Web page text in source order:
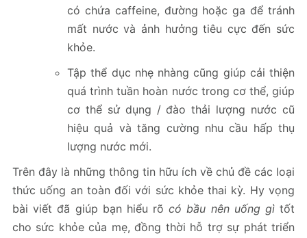
có chứa caffeine, đường hoặc ga để tránh
mất nước và ảnh hưởng tiêu cực đến sức
khỏe.
Tập thể dục nhẹ nhàng cũng giúp cải thiện
quá trình tuần hoàn nước trong cơ thể​, giúp
cơ thể sử dụng / đào thải lượng nước cũ
hiệu quả và tăng cường nhu cầu hấp thụ
lượng nước mới.
Trên đây là những thông tin hữu ích về chủ đề các loại
thức uống an toàn đối với sức khỏe thai kỳ. Hy vọng
bài viết đã giúp bạn hiểu rõcó bầu nên uống gìtốt
cho sức khỏe của mẹ, đồng thời hỗ trợ sự phát triển